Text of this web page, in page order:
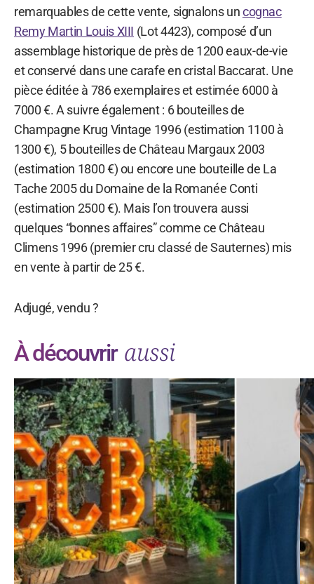
remarquables de cette vente, signalons uncognac
Remy Martin Louis XIII (Lot 4423), composé d’un
assemblage historique de près de 1200 eaux-de-vie
et conservé dans une carafe en cristal Baccarat. Une
pièce éditée à 786 exemplaires et estimée 6000 à
7000 €. A suivre également : 6 bouteilles de
Champagne Krug Vintage 1996 (estimation 1100 à
1300 €), 5 bouteilles de Château Margaux 2003
(estimation 1800 €) ou encore une bouteille de La
Tache 2005 du Domaine de la Romanée Conti
(estimation 2500 €). Mais l’on trouvera aussi
quelques “bonnes affaires” comme ce Château
Climens 1996 (premier cru classé de Sauternes) mis
en vente à partir de 25 €.
Adjugé, vendu ?
À découvrir aussi